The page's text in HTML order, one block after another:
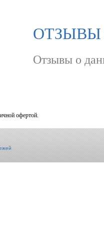
ОТЗЫВЫ
Отзывы о
офертой.